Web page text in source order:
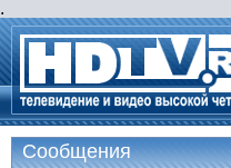
.
Сообщения